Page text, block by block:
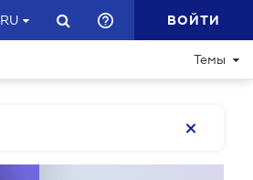
RU ВОЙТИ
Темы